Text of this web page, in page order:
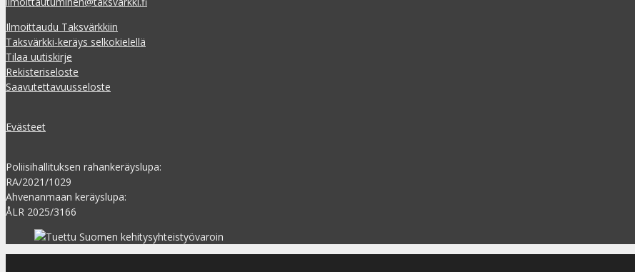
Ilmoittaudu Taksvärkkiin
Taksvärkki-keräys selkokielellä
Tilaa uutiskirje
Rekisteriseloste
Saavutettavuusseloste
Evästeet
Poliisihallituksen rahankeräyslupa:
RA/2021/1029
Ahvenanmaan keräyslupa:
ÅLR 2025/3166